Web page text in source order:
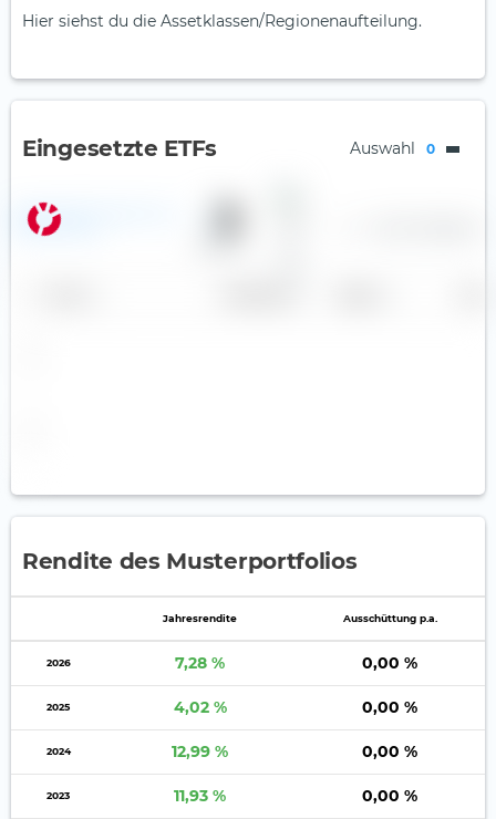
Hier siehst du die Assetklassen/Regionenaufteilung.
Eingesetzte ETFs Auswahl 0
Vanguard ESG Global All Cap
UCITS ETF (Acc)
Rendite des Musterportfolios
Jahres­rendite Auss­chüt­tung p.a.
2026 7,28 % 0,00 %
2025 4,02 % 0,00 %
2024 12,99 % 0,00 %
2023 11,93 % 0,00 %